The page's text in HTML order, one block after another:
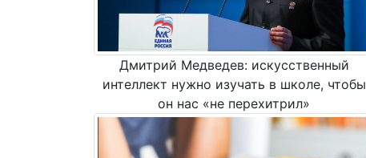
Дмитрий Медведев: искусственный
интеллект нужно изучать в школе, чтобы
он нас «не перехитрил»